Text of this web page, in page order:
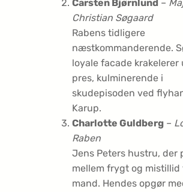
Carsten Bjørnlund –
Christian Søgaard
Rabens tidligere
næstkommanderende.
loyale facade krakelerer
pres, kulminerende i
skudepisoden ved
Karup.
Charlotte Guldberg –
Raben
Jens Peters hustru, der
mellem frygt og mistillid
mand. Hendes opgør